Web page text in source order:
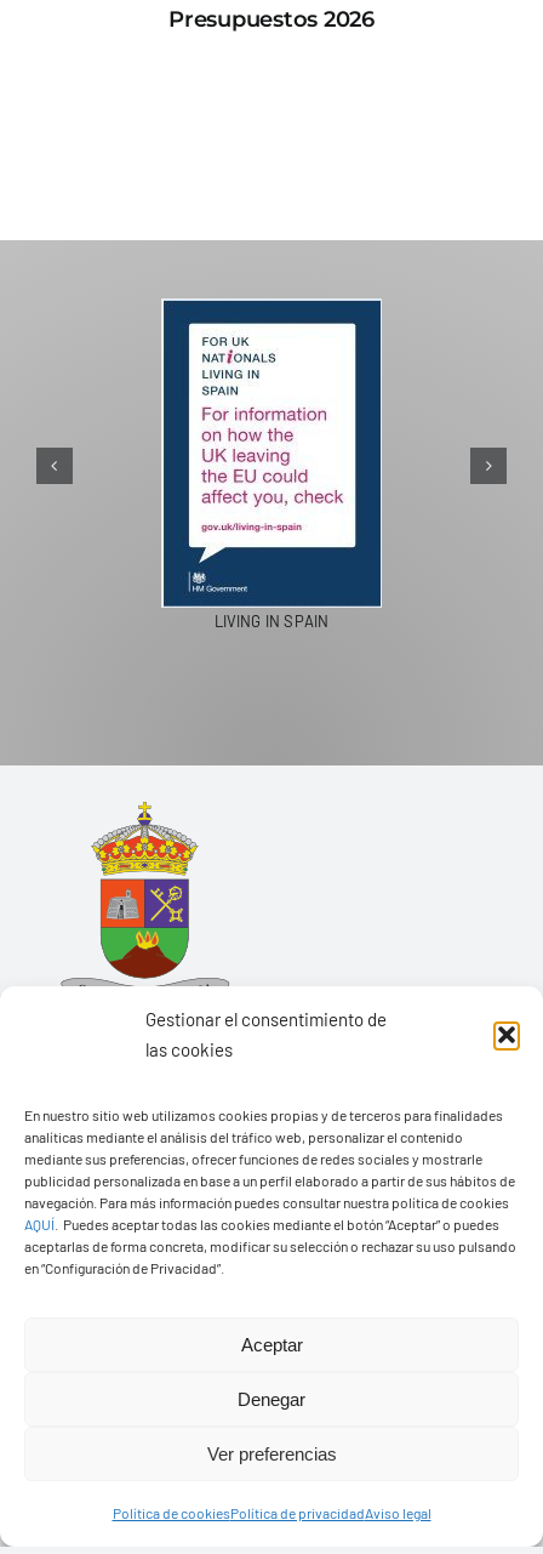
Gestionar el consentimiento de
las cookies
En nuestro sitio web utilizamos cookies propias y de terceros para finalidades
analíticas mediante el análisis del tráfico web, personalizar el contenido
mediante sus preferencias, ofrecer funciones de redes sociales y mostrarle
publicidad personalizada en base a un perfil elaborado a partir de sus hábitos de
navegación. Para más información puedes consultar nuestra política de cookies
AQUÍ
Puedes aceptar todas las cookies mediante el botón “Aceptar” o puedes
aceptarlas de forma concreta, modificar su selección o rechazar su uso pulsando
en “Configuración de Privacidad”.
Aceptar
Denegar
Ver preferencias
Política de cookiesPolítica de privacidadAviso legal
Presupuestos 2026
LIVING IN SPAIN
Ayuntamiento de Yaiza
Pza. de Los Remedios, 1
35570 – Yaiza
Tel:928 83 62 20
© Copyright2026 Ayuntamiento de Yaiza - Todos los